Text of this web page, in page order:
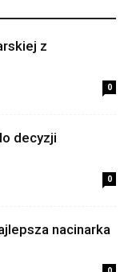
z
0
decyzji
0
nacinarka